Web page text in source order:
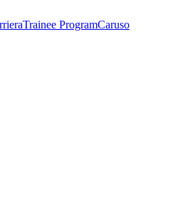
Trainee ProgramCaruso